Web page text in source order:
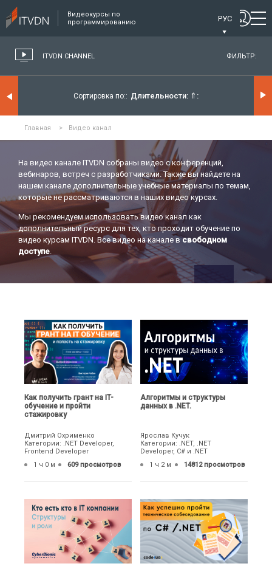
Видеокурсы по
программированию
РУС
ITVDN CHANNEL ФИЛЬТР:
Сортировка по: Длительности: ⇑
Главная > Видео канал
На видео канале ITVDN собраны видео с конференций,
вебинаров, встреч с разработчиками. Также вы найдете на
нашем канале дополнительные учебные материалы по темам,
которые не рассматриваются в наших видео курсах.
Мы рекомендуем использовать видео канал как
дополнительный ресурс для тех, кто проходит обучение по
видео курсам ITVDN. Все видео на канале всвободном
доступе.
Как получить грант на IT-
обучение и пройти
стажировку
Дмитрий Охрименко
Категории: .NET Developer,
Frontend Developer
1 ч 0 м
609 просмотров
Алгоритмы и структуры
данных в .NET.
Ярослав Кучук
Категории: .NET, .NET
Developer, C# и .NET
1 ч 2 м
14812 просмотров